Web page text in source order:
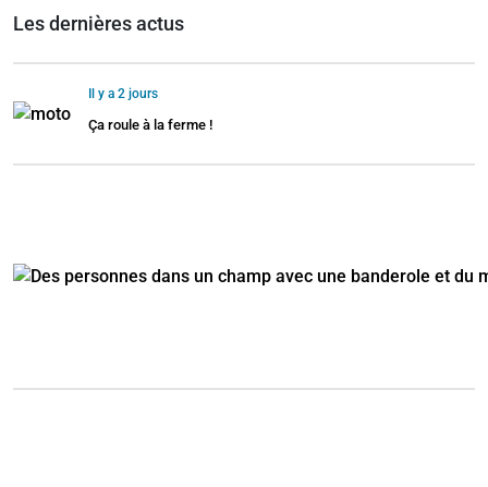
Les dernières actus
Il y a 2 jours
Ça roule à la ferme !